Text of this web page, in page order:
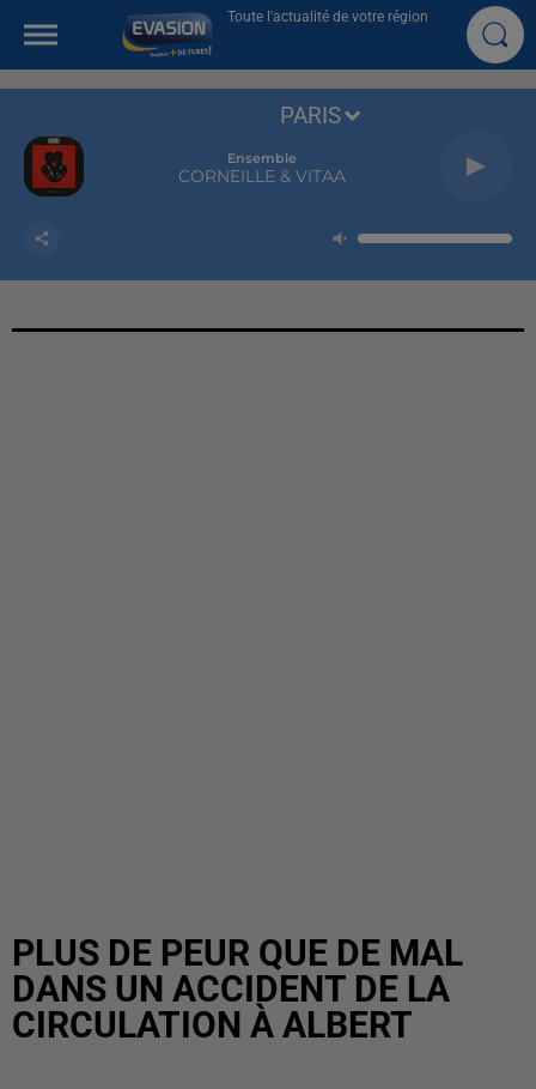
Toute l'actualité de votre région
Ensemble
CORNEILLE & VITAA
PARIS
PLUS DE PEUR QUE DE MAL
DANS UN ACCIDENT DE LA
CIRCULATION À ALBERT